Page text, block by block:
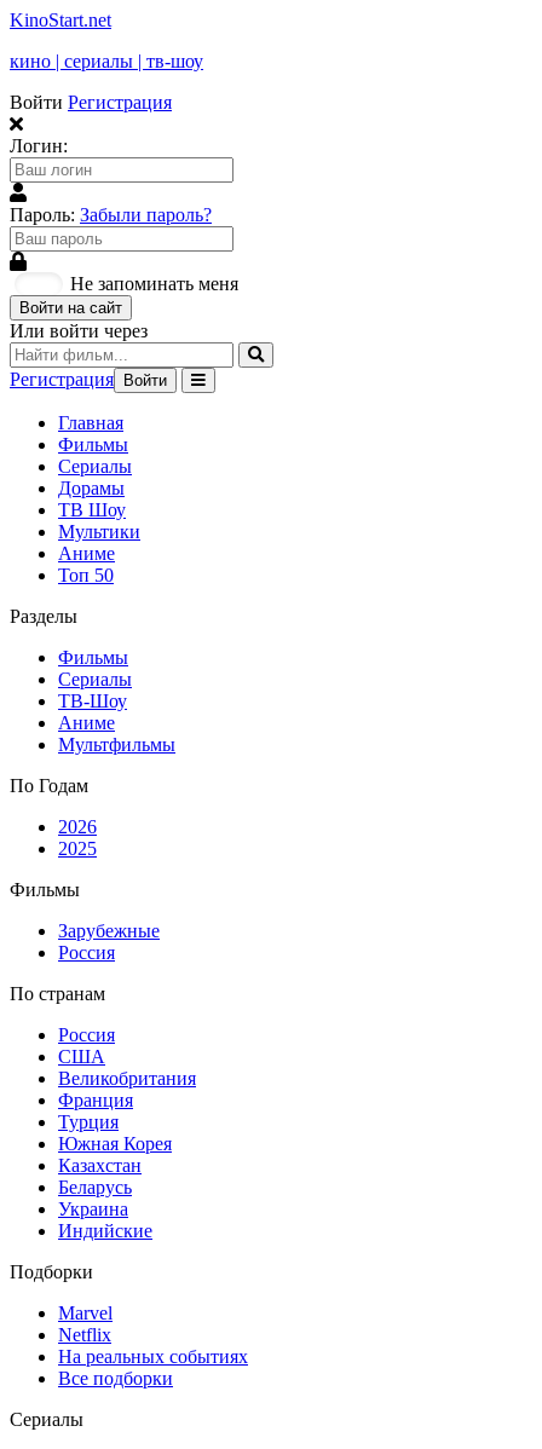
KinoStart.net
кино | сериалы | тв-шоу
Войти Регистрация
Логин:
Пароль: Забыли пароль?
Не запоминать меня
Войти на сайт
Или войти через
Регистрация Войти
Главная
Фильмы
Сериалы
Дорамы
ТВ Шоу
Мультики
Аниме
Топ 50
Разделы
Фильмы
Сериалы
ТВ-Шоу
Аниме
Мультфильмы
По Годам
2026
2025
Фильмы
Зарубежные
Россия
По странам
Россия
США
Великобритания
Франция
Турция
Южная Корея
Казахстан
Беларусь
Украина
Индийские
Подборки
Marvel
Netflix
На реальных событиях
Все подборки
Сериалы